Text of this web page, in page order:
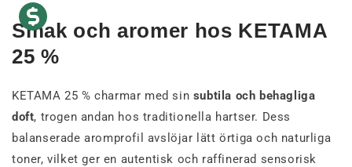
Smak och aromer hos KETAMA
25 %
KETAMA 25 % charmar med sin subtila och behagliga
doft, trogen andan hos traditionella hartser. Dess
balanserade aromprofil avslöjar lätt örtiga och naturliga
toner, vilket ger en autentisk och raffinerad sensorisk